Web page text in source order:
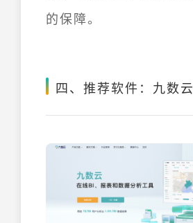
的保障。
四、推荐软件：九数云